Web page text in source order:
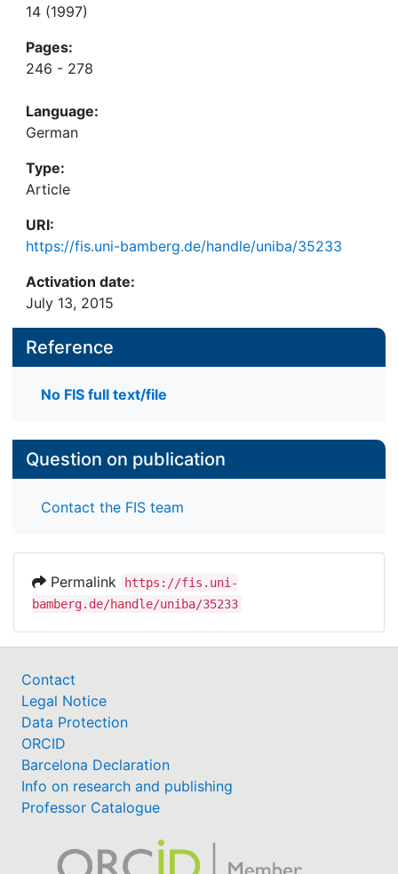
14 (1997)
Pages:
246 - 278
Language:
German
Type:
Article
URI:
https://fis.uni-bamberg.de/handle/uniba/35233
Activation date:
July 13, 2015
Reference
No FIS full text/file
Question on publication
Contact the FIS team
Permalink
https://fis.uni-
bamberg.de/handle/uniba/35233
Contact
Legal Notice
Data Protection
ORCID
Barcelona Declaration
Info on research and publishing
Professor Catalogue